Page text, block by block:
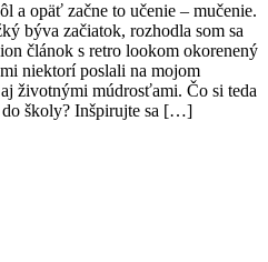
a opäť začne to učenie – mučenie.
býva začiatok, rozhodla som sa
článok s retro lookom okorenený
niektorí poslali na mojom
životnými múdrosťami. Čo si teda
školy? Inšpirujte sa […]